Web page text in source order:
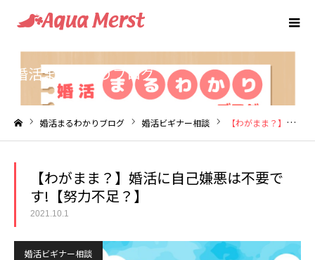
婚活まるわかりブログ
婚活まるわかりブログ 婚活ビギナー相談 【わがまま？】婚活に自己嫌悪は不要です!【努力不足？】
【わがまま？】婚活に自己嫌悪は不要で
す!【努力不足？】
2021.10.1
婚活ビギナー相談